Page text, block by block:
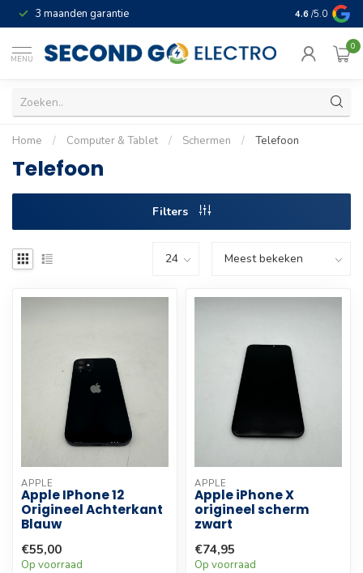
3 maanden garantie Geld terug
4.6 /5.0
MENU
0
Home / Computer & Tablet / Schermen / Telefoon
Telefoon
Filters
APPLE
Apple IPhone 12
Origineel Achterkant
Blauw
€55,00
Op voorraad
APPLE
Apple iPhone X
origineel scherm
zwart
€74,95
Op voorraad